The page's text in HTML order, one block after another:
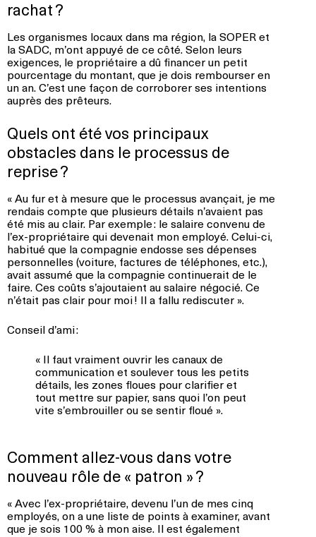
rachat ?
Les organismes locaux dans ma région, la SOPER et
la SADC, m’ont appuyé de ce côté. Selon leurs
exigences, le propriétaire a dû financer un petit
pourcentage du montant, que je dois rembourser en
un an. C’est une façon de corroborer ses intentions
auprès des prêteurs.
Quels ont été vos principaux
obstacles dans le processus de
reprise ?
« Au fur et à mesure que le processus avançait, je me
rendais compte que plusieurs détails n’avaient pas
été mis au clair. Par exemple : le salaire convenu de
l’ex-propriétaire qui devenait mon employé. Celui-ci,
habitué que la compagnie endosse ses dépenses
personnelles (voiture, factures de téléphones, etc.),
avait assumé que la compagnie continuerait de le
faire. Ces coûts s’ajoutaient au salaire négocié. Ce
n’était pas clair pour moi ! Il a fallu rediscuter ».
Conseil d’ami :
« Il faut vraiment ouvrir les canaux de
communication et soulever tous les petits
détails, les zones floues pour clarifier et
tout mettre sur papier, sans quoi l’on peut
vite s’embrouiller ou se sentir floué ».
Comment allez-vous dans votre
nouveau rôle de « patron » ?
« Avec l’ex-propriétaire, devenu l’un de mes cinq
employés, on a une liste de points à examiner, avant
que je sois 100 % à mon aise. Il est également